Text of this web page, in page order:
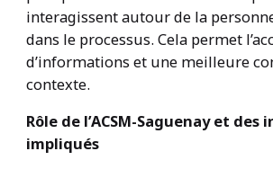
interagissent autour de la
dans le processus. Cela permet
d’informations et une meilleure
contexte.
Rôle de l’ACSM-Saguenay et
impliqués